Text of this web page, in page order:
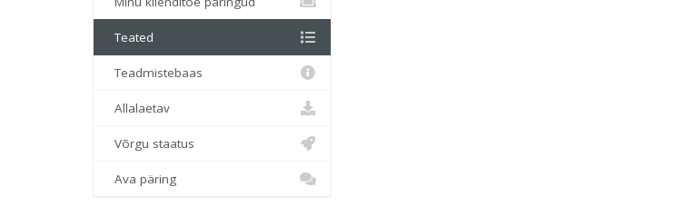
Teated
Teadmistebaas
Allalaetav
Võrgu staatus
Ava päring